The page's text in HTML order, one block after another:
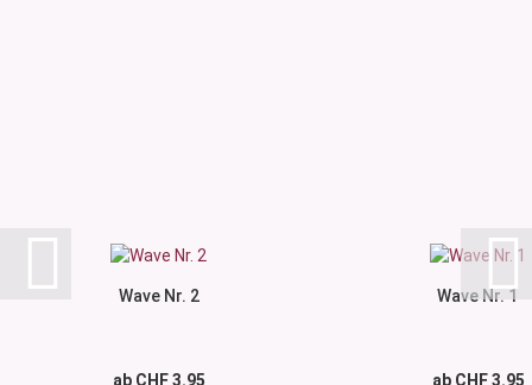
Wave Nr. 2
ab CHF 3.95
Wave Nr. 1
ab CHF 3.95